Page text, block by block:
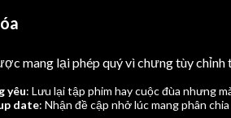
mang lại phép quý vì chưng tùy
yêu: Lưu lại tập phim hay cuộc đùa nhưng
date: Nhận đề cập nhở lúc mang phân